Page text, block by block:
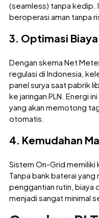
(seamless) tanpa kedip.
beroperasi aman tanpa
3. Optimasi
Dengan skema Net
regulasi di Indonesia,
panel surya saat pabrik
ke jaringan PLN. Energi
yang akan memotong
otomatis.
4. Kemudahan
Sistem On-Grid memiliki
Tanpa bank baterai
penggantian rutin, biaya
menjadi sangat minimal